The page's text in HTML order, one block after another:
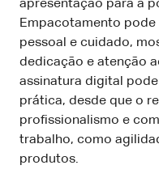
apresentação para a
Empacotamento
pessoal e cuidado,
dedicação e atenção
assinatura digital
prática, desde que o
profissionalismo e
trabalho, como
produtos.